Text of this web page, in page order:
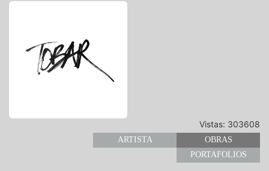
Vistas: 303608
ARTISTA
OBRAS
PORTAFOLIOS